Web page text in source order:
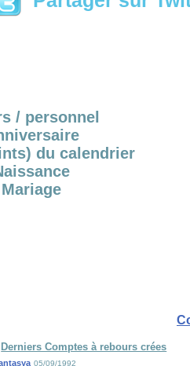
/ personnel
du calendrier
Mariage
Derniers Comptes à rebours crées
05/09/1992